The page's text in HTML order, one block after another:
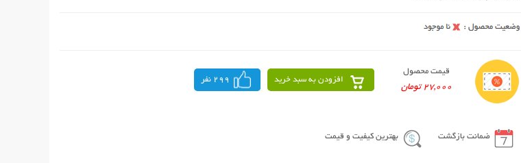
قیمت محصول
27,000 تومان
افزودن به سبد خرید 299 نفر
ضمانت بازگشت بهترین کیفیت و قیمت